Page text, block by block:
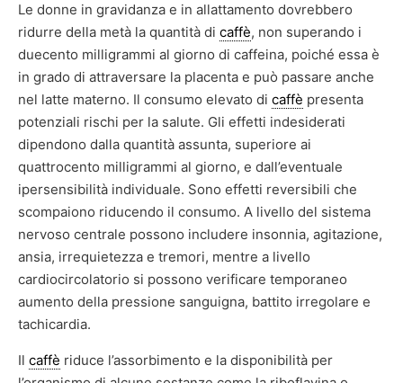
Le donne in gravidanza e in allattamento dovrebbero
ridurre della metà la quantità di caffè, non superando i
duecento milligrammi al giorno di caffeina, poiché essa è
in grado di attraversare la placenta e può passare anche
nel latte materno. Il consumo elevato di caffè presenta
potenziali rischi per la salute. Gli effetti indesiderati
dipendono dalla quantità assunta, superiore ai
quattrocento milligrammi al giorno, e dall’eventuale
ipersensibilità individuale. Sono effetti reversibili che
scompaiono riducendo il consumo. A livello del sistema
nervoso centrale possono includere insonnia, agitazione,
ansia, irrequietezza e tremori, mentre a livello
cardiocircolatorio si possono verificare temporaneo
aumento della pressione sanguigna, battito irregolare e
tachicardia.
Il caffè riduce l’assorbimento e la disponibilità per